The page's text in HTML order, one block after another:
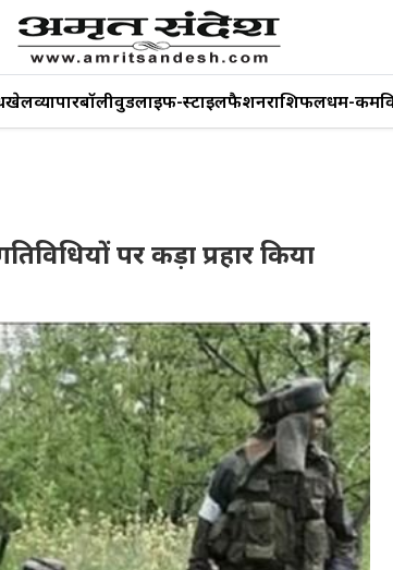
खेलव्यापारबॉलीवुडलाइफ-स्टाइलफैशनराशिफलधर्म-कर्म
पर कड़ा प्रहार किया